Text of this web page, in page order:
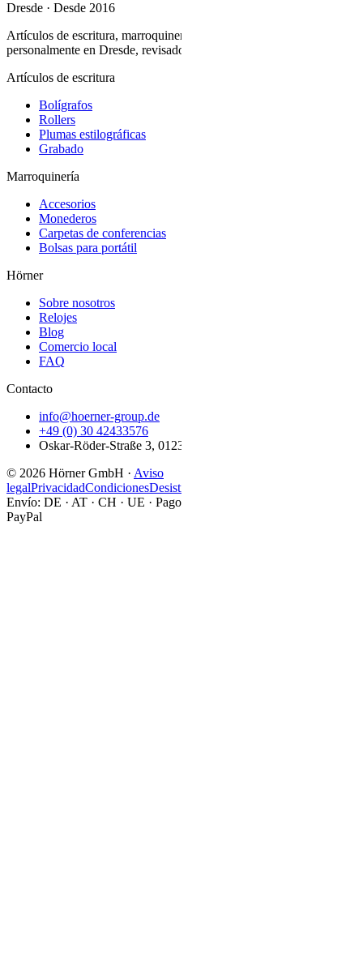
Dresde · Desde 2016
Artículos de escritura, marroquinería y relojes, grabados
personalmente en Dresde, revisados y embalados con esmero.
Artículos de escritura
Bolígrafos
Rollers
Plumas estilográficas
Grabado
Marroquinería
Accesorios
Monederos
Carpetas de conferencias
Bolsas para portátil
Hörner
Sobre nosotros
Relojes
Blog
Comercio local
FAQ
Contacto
info@hoerner-group.de
+49 (0) 30 42433576
Oskar-Röder-Straße 3, 01237 Dresden
© 2026 Hörner GmbH · Aviso
legalPrivacidadCondicionesDesistimiento
Envío: DE · AT · CH · UE · Pago: Visa · MC · SEPA · Klarna ·
PayPal